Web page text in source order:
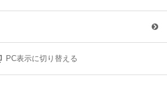
PC表示に切り替える